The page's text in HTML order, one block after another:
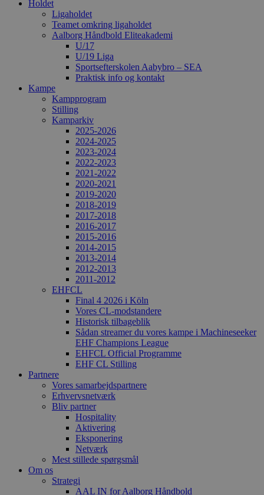
Holdet
Ligaholdet
Teamet omkring ligaholdet
Aalborg Håndbold Eliteakademi
U/17
U/19 Liga
Sportsefterskolen Aabybro – SEA
Praktisk info og kontakt
Kampe
Kampprogram
Stilling
Kamparkiv
2025-2026
2024-2025
2023-2024
2022-2023
2021-2022
2020-2021
2019-2020
2018-2019
2017-2018
2016-2017
2015-2016
2014-2015
2013-2014
2012-2013
2011-2012
EHFCL
Final 4 2026 i Köln
Vores CL-modstandere
Historisk tilbageblik
Sådan streamer du vores kampe i Machineseeker
EHF Champions League
EHFCL Official Programme
EHF CL Stilling
Partnere
Vores samarbejdspartnere
Erhvervsnetværk
Bliv partner
Hospitality
Aktivering
Eksponering
Netværk
Mest stillede spørgsmål
Om os
Strategi
AAL IN for Aalborg Håndbold